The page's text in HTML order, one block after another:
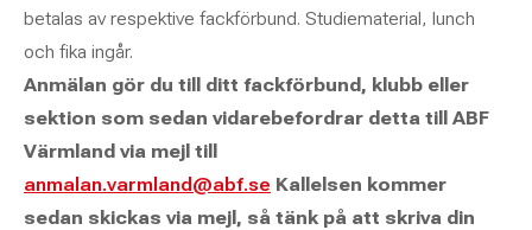
betalas av respektive fackförbund. Studiematerial, lunch
och fika ingår.
Anmälan gör du till ditt fackförbund, klubb eller
sektion som sedan vidarebefordrar detta till ABF
Värmland via mejl till
anmalan.varmland@abf.se Kallelsen kommer
sedan skickas via mejl, så tänk på att skriva din